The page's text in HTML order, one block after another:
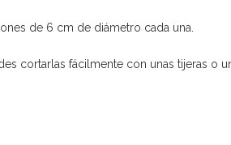
de 6 cm de diámetro cada una.
cortarlas fácilmente con unas tijeras o